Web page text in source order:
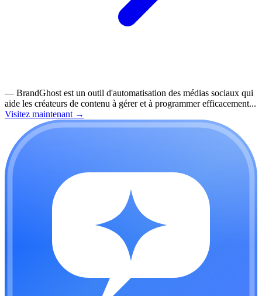
— BrandGhost est un outil d'automatisation des médias sociaux qui
aide les créateurs de contenu à gérer et à programmer efficacement...
Visitez maintenant →